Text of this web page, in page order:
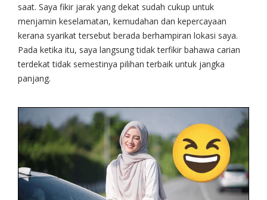
saat. Saya fikir jarak yang dekat sudah cukup untuk
menjamin keselamatan, kemudahan dan kepercayaan
kerana syarikat tersebut berada berhampiran lokasi saya.
Pada ketika itu, saya langsung tidak terfikir bahawa carian
terdekat tidak semestinya pilihan terbaik untuk jangka
panjang.